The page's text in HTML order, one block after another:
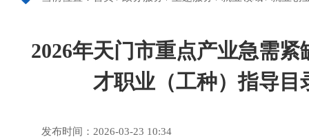
2026年天门市重点产业急需紧
才职业（工种）指导目
发布时间：2026-03-23 10:34